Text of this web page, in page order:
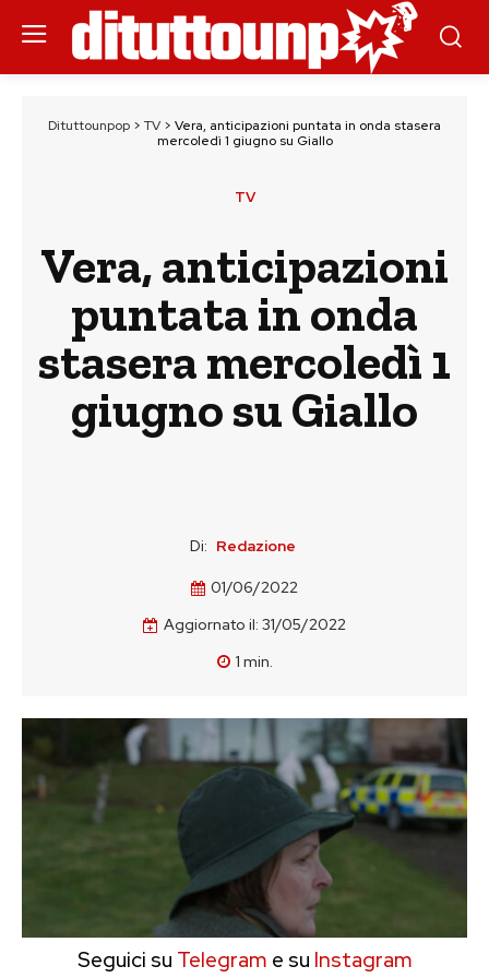
Dituttounpop > TV > Vera, anticipazioni puntata in onda stasera
mercoledì 1 giugno su Giallo
TV
Vera, anticipazioni
puntata in onda
stasera mercoledì 1
giugno su Giallo
Di: Redazione
01/06/2022
Aggiornato il: 31/05/2022
1 min.
Seguici su Telegram e su Instagram